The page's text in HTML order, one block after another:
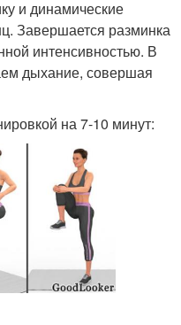
и динамические
Завершается разминка
интенсивностью. В
дыхание, совершая
на 7-10 минут: